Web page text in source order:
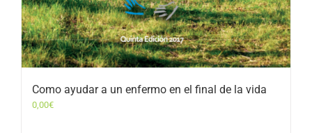
Como ayudar a un enfermo en el final de la vida
0,00€